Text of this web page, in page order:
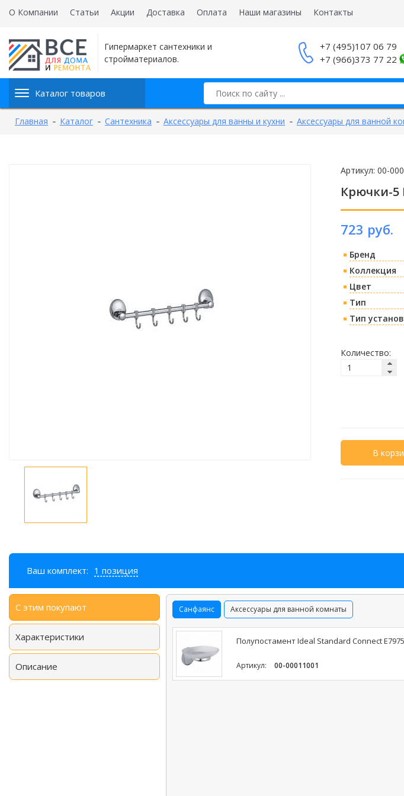
О Компании Статьи Акции Доставка Оплата Наши магазины Контакты
Гипермаркет сантехники и
стройматериалов.
+7 (495)107 06 79
+7 (966)373 77 22
Каталог товаров
Главная Каталог Сантехника Аксессуары для ванны и кухни Аксессуары для ванной
Артикул: 00-
Крючки-5
723 руб.
Бренд
Коллекция
Цвет
Тип
Тип
Количество:
В
Ваш комплект: 1 позиция
С этим покупают
Характеристики
Описание
Санфаянс Аксессуары для ванной комнаты
Полупостамент Ideal Standard Connect
Артикул: 00-00011001